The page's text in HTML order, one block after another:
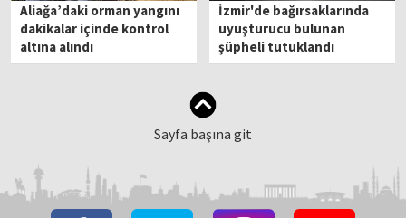
Aliağa’daki orman yangını
dakikalar içinde kontrol
altına alındı
İzmir'de bağırsaklarında
uyuşturucu bulunan
şüpheli tutuklandı
Sayfa başına git